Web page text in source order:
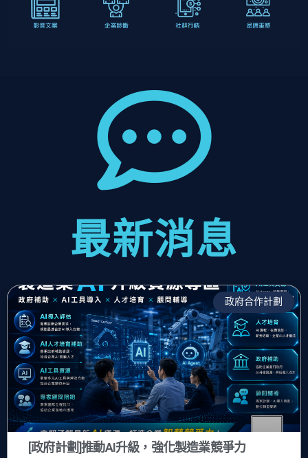
最新消息
政府合作計劃
[政府計劃]推動AI升級，強化製造業競爭力